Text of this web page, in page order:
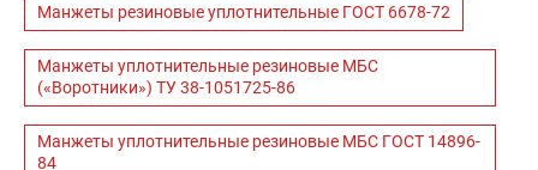
Манжеты резиновые уплотнительные ГОСТ 6678-72
Манжеты уплотнительные резиновые МБС
(«Воротники») ТУ 38-1051725-86
Манжеты уплотнительные резиновые МБС ГОСТ 14896-
84